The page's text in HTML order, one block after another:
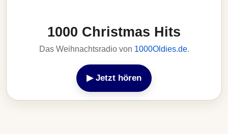
1000 Christmas Hits
Das Weihnachtsradio von 1000Oldies.de.
▶ Jetzt hören